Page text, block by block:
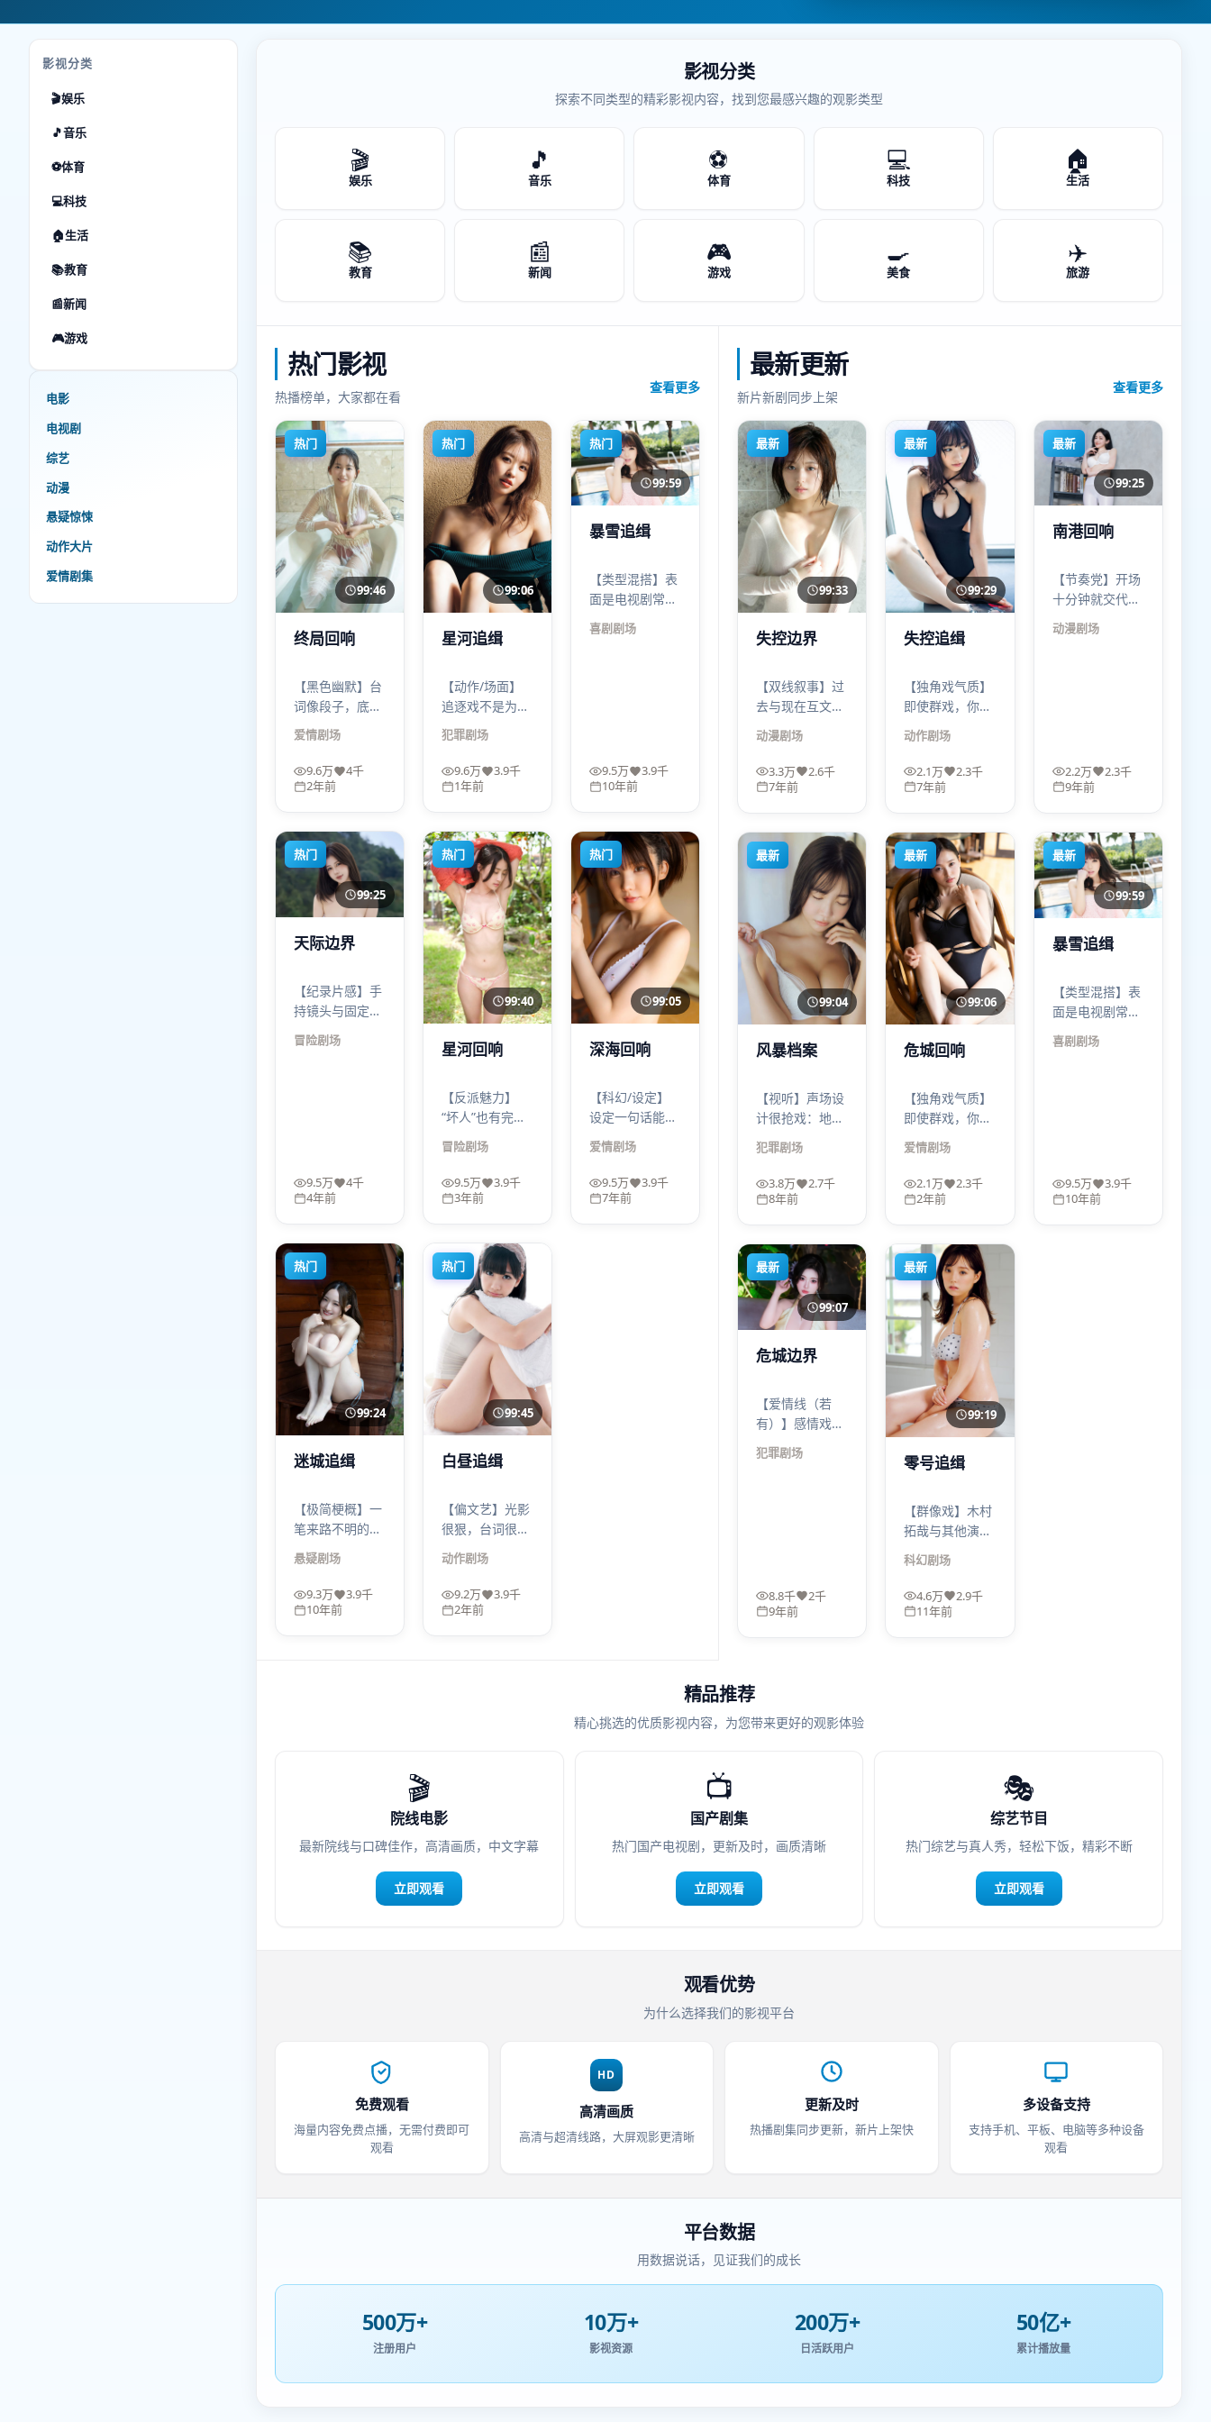
影视分类
🎬娱乐
🎵音乐
⚽体育
💻科技
🏠生活
📚教育
📰新闻
🎮游戏
电影
电视剧
综艺
动漫
悬疑惊悚
动作大片
爱情剧集
影视分类
探索不同类型的精彩影视内容，找到您最感兴趣的观影类型
🎬
娱乐
🎵
音乐
⚽
体育
💻
科技
🏠
生活
📚
教育
📰
新闻
🎮
游戏
🍳
美食
✈️
旅游
热门影视
热播榜单，大家都在看
查看更多
热门
99:46
终局回响
【黑色幽默】台
词像段子，底色
却冷。终局回响
让你边笑边皱眉
——爱情的荒诞
来自现实，而不
爱情剧场
9.6万
4千
2年前
热门
99:06
星河追缉
【动作/场面】
追逐戏不是为了
炫技，而是为了
把人物逼到极
限：喘、摔、犹
豫、回头。《星
犯罪剧场
9.6万
3.9千
1年前
热门
99:59
暴雪追缉
【类型混搭】表
面是电视剧常见
套路，实则把喜
剧的刺、悲剧的
喜剧剧场
9.5万
3.9千
10年前
热门
99:25
天际边界
【纪录片感】手
持镜头与固定镜
头交替，像有人
在现场犹豫要不
冒险剧场
9.5万
4千
4年前
热门
99:40
星河回响
【反派魅力】
“坏人”也有完整
动机：不是洗
白，而是让观众
理解“恶”如何从
裂缝里长出来。
冒险剧场
9.5万
3.9千
3年前
热门
99:05
深海回响
【科幻/设定】
设定一句话能说
清，延展却足够
撑满两小时：规
则越简单，反噬
越可怕。深海回
爱情剧场
9.5万
3.9千
7年前
热门
99:24
迷城追缉
【极简梗概】一
笔来路不明的汇
款引发连锁反
应；张子枫必须
在时限内做出不
可逆选择——
悬疑剧场
9.3万
3.9千
10年前
热门
99:45
白昼追缉
【偏文艺】光影
很狠，台词很
省。《白昼追
缉》用动作做容
器，真正想讲的
是：当系统失灵
动作剧场
9.2万
3.9千
2年前
最新更新
新片新剧同步上架
查看更多
最新
99:33
失控边界
【双线叙事】过
去与现在互文，
剪辑像对位法：
A 线越平静，B
线越惊心。失控
边界看到中段会
动漫剧场
3.3万
2.6千
7年前
最新
99:29
失控追缉
【独角戏气质】
即使群戏，你也
会感觉世界在围
着某个人转——
不是主角光环，
而是命运集中
动作剧场
2.1万
2.3千
7年前
最新
99:25
南港回响
【节奏党】开场
十分钟就交代
“规则”，随后每
一次反转都像踩
动漫剧场
2.2万
2.3千
9年前
最新
99:04
风暴档案
【视听】声场设
计很抢戏：地
铁、海浪、键盘
敲击声都被当成
叙事乐器。风暴
档案适合戴耳机
犯罪剧场
3.8万
2.7千
8年前
最新
99:06
危城回响
【独角戏气质】
即使群戏，你也
会感觉世界在围
着某个人转——
不是主角光环，
而是命运集中
爱情剧场
2.1万
2.3千
2年前
最新
99:59
暴雪追缉
【类型混搭】表
面是电视剧常见
套路，实则把喜
剧的刺、悲剧的
喜剧剧场
9.5万
3.9千
10年前
最新
99:07
危城边界
【爱情线（若
有）】感情戏不
撒糖，反而像刀
背蹭过皮肤：
犯罪剧场
8.8千
2千
9年前
最新
99:19
零号追缉
【群像戏】木村
拓哉与其他演员
互成镜像：有人
选择沉默，有人
选择同归于尽。
《零号追缉》的
科幻剧场
4.6万
2.9千
11年前
精品推荐
精心挑选的优质影视内容，为您带来更好的观影体验
🎬
院线电影
最新院线与口碑佳作，高清画质，中文字幕
立即观看
📺
国产剧集
热门国产电视剧，更新及时，画质清晰
立即观看
🎭
综艺节目
热门综艺与真人秀，轻松下饭，精彩不断
立即观看
观看优势
为什么选择我们的影视平台
免费观看
海量内容免费点播，无需付费即可
观看
HD
高清画质
高清与超清线路，大屏观影更清晰
更新及时
热播剧集同步更新，新片上架快
多设备支持
支持手机、平板、电脑等多种设备
观看
平台数据
用数据说话，见证我们的成长
500万+
注册用户
10万+
影视资源
200万+
日活跃用户
50亿+
累计播放量